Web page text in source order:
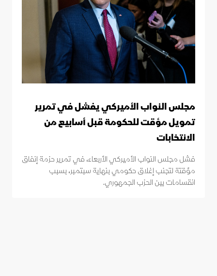
مجلس النواب الأميركي يفشل في تمرير
تمويل مؤقت للحكومة قبل أسابيع من
الانتخابات
فشل مجلس النواب الأميركي الأربعاء، في تمرير حزمة إنفاق
مؤقتة لتجنب إغلاق حكومي بنهاية سبتمبر، بسبب
انقسامات بين الحزب الجمهوري.